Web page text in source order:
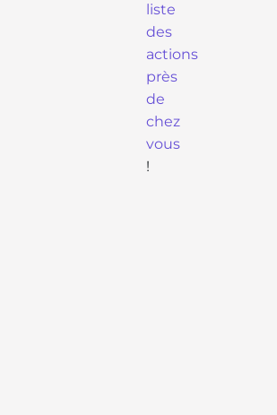
liste
des
actions
près
de
chez
vous
!